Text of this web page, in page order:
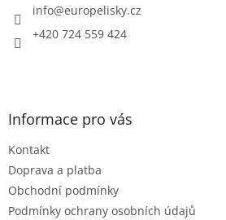
info@europelisky.cz
+420 724 559 424
Informace pro vás
Kontakt
Doprava a platba
Obchodní podmínky
Podmínky ochrany osobních údajů